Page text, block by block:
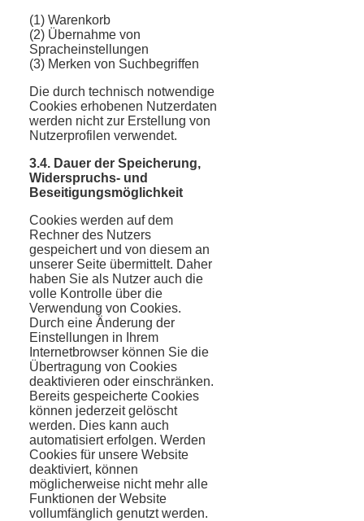
(1) Warenkorb
(2) Übernahme von
Spracheinstellungen
(3) Merken von Suchbegriffen
Die durch technisch notwendige
Cookies erhobenen Nutzerdaten
werden nicht zur Erstellung von
Nutzerprofilen verwendet.
3.4. Dauer der Speicherung,
Widerspruchs- und
Beseitigungsmöglichkeit
Cookies werden auf dem
Rechner des Nutzers
gespeichert und von diesem an
unserer Seite übermittelt. Daher
haben Sie als Nutzer auch die
volle Kontrolle über die
Verwendung von Cookies.
Durch eine Änderung der
Einstellungen in Ihrem
Internetbrowser können Sie die
Übertragung von Cookies
deaktivieren oder einschränken.
Bereits gespeicherte Cookies
können jederzeit gelöscht
werden. Dies kann auch
automatisiert erfolgen. Werden
Cookies für unsere Website
deaktiviert, können
möglicherweise nicht mehr alle
Funktionen der Website
vollumfänglich genutzt werden.